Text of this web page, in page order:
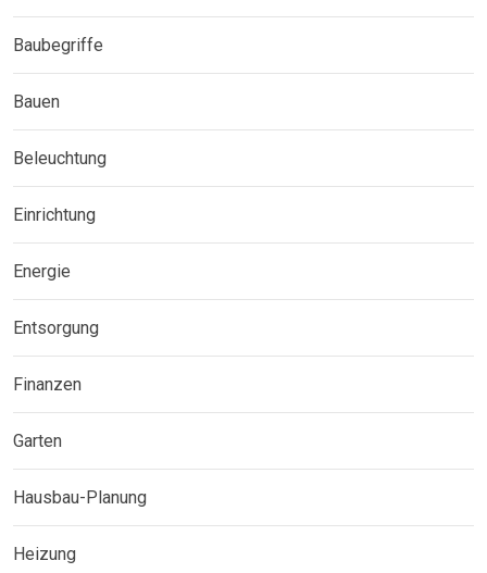
Baubegriffe
Bauen
Beleuchtung
Einrichtung
Energie
Entsorgung
Finanzen
Garten
Hausbau-Planung
Heizung